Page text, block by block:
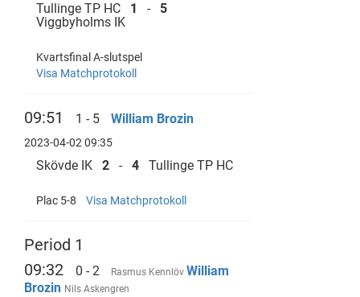
Tullinge TP HC 1 - 5
Viggbyholms IK
Kvartsfinal A-slutspel
Visa Matchprotokoll
09:51 1 - 5 William Brozin
2023-04-02 09:35
Skövde IK 2 - 4 Tullinge TP HC
Plac 5-8 Visa Matchprotokoll
Period 1
09:32
0 - 2 Rasmus Kennlöv William
Brozin Nils Askengren